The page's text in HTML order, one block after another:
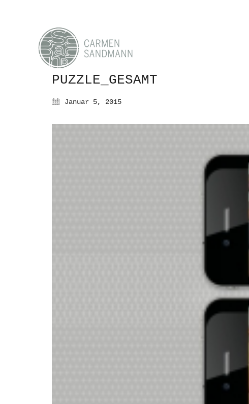
PUZZLE_GESAMT
Januar 5, 2015